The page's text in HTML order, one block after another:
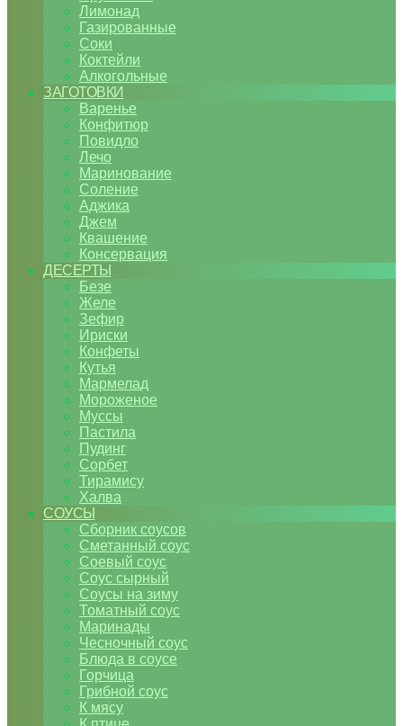
Лимонад
Газированные
Соки
Коктейли
Алкогольные
ЗАГОТОВКИ
Варенье
Конфитюр
Повидло
Лечо
Маринование
Соление
Аджика
Джем
Квашение
Консервация
ДЕСЕРТЫ
Безе
Желе
Зефир
Ириски
Конфеты
Кутья
Мармелад
Мороженое
Муссы
Пастила
Пудинг
Сорбет
Тирамису
Халва
СОУСЫ
Сборник соусов
Сметанный соус
Соевый соус
Соус сырный
Соусы на зиму
Томатный соус
Маринады
Чесночный соус
Блюда в соусе
Горчица
Грибной соус
К мясу